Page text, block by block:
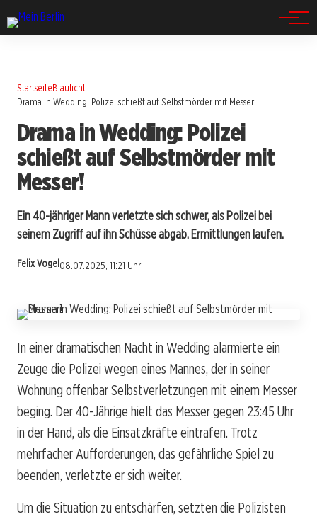
StartseiteBlaulicht
Drama in Wedding: Polizei schießt auf Selbstmörder mit Messer!
Drama in Wedding: Polizei
schießt auf Selbstmörder mit
Messer!
Ein 40-jähriger Mann verletzte sich schwer, als Polizei bei
seinem Zugriff auf ihn Schüsse abgab. Ermittlungen laufen.
Felix Vogel 08.07.2025, 11:21 Uhr
In einer dramatischen Nacht in Wedding alarmierte ein
Zeuge die Polizei wegen eines Mannes, der in seiner
Wohnung offenbar Selbstverletzungen mit einem Messer
beging. Der 40-Jährige hielt das Messer gegen 23:45 Uhr
in der Hand, als die Einsatzkräfte eintrafen. Trotz
mehrfacher Aufforderungen, das gefährliche Spiel zu
beenden, verletzte er sich weiter.
Um die Situation zu entschärfen, setzten die Polizisten